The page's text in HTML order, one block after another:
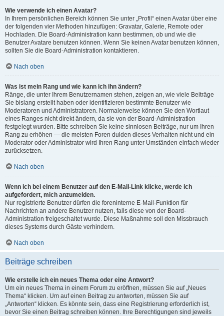
Wie verwende ich einen Avatar?
In Ihrem persönlichen Bereich können Sie unter „Profil“ einen Avatar über eine
der folgenden vier Methoden hinzufügen: Gravatar, Galerie, Remote oder
Hochladen. Die Board-Administration kann bestimmen, ob und wie die
Benutzer Avatare benutzen können. Wenn Sie keinen Avatar benutzen können,
sollten Sie die Board-Administration kontaktieren.
Nach oben
Was ist mein Rang und wie kann ich ihn ändern?
Ränge, die unter Ihrem Benutzernamen stehen, zeigen an, wie viele Beiträge
Sie bislang erstellt haben oder identifizieren bestimmte Benutzer wie
Moderatoren und Administratoren. Normalerweise können Sie den Wortlaut
eines Ranges nicht direkt ändern, da sie von der Board-Administration
festgelegt wurden. Bitte schreiben Sie keine sinnlosen Beiträge, nur um Ihren
Rang zu erhöhen — die meisten Foren dulden dieses Verhalten nicht und ein
Moderator oder Administrator wird Ihren Rang unter Umständen einfach wieder
zurücksetzen.
Nach oben
Wenn ich bei einem Benutzer auf den E-Mail-Link klicke, werde ich
aufgefordert, mich anzumelden.
Nur registrierte Benutzer dürfen die foreninterne E-Mail-Funktion für
Nachrichten an andere Benutzer nutzen, falls diese von der Board-
Administration freigeschaltet wurde. Diese Maßnahme soll den Missbrauch
dieses Systems durch Gäste verhindern.
Nach oben
Beiträge schreiben
Wie erstelle ich ein neues Thema oder eine Antwort?
Um ein neues Thema in einem Forum zu eröffnen, müssen Sie auf „Neues
Thema“ klicken. Um auf einen Beitrag zu antworten, müssen Sie auf
„Antworten“ klicken. Es könnte sein, dass eine Registrierung erforderlich ist,
bevor Sie einen Beitrag schreiben können. Ihre Berechtigungen sind jeweils